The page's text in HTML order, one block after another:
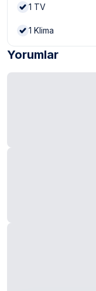
1 TV
1 Klima
Yorumlar